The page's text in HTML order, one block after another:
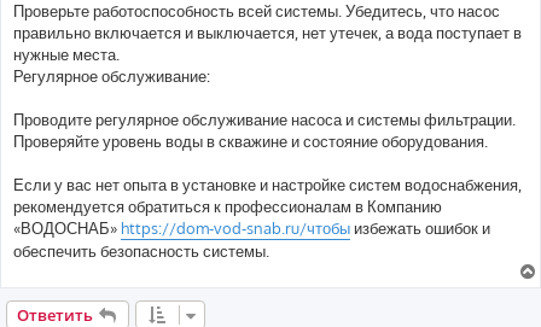
Проверьте работоспособность всей системы. Убедитесь, что насос
правильно включается и выключается, нет утечек, а вода поступает в
нужные места.
Регулярное обслуживание:
Проводите регулярное обслуживание насоса и системы фильтрации.
Проверяйте уровень воды в скважине и состояние оборудования.
Если у вас нет опыта в установке и настройке систем водоснабжения,
рекомендуется обратиться к профессионалам в Компанию
«ВОДОСНАБ» https://dom-vod-snab.ru/чтобы избежать ошибок и
обеспечить безопасность системы.
Ответить